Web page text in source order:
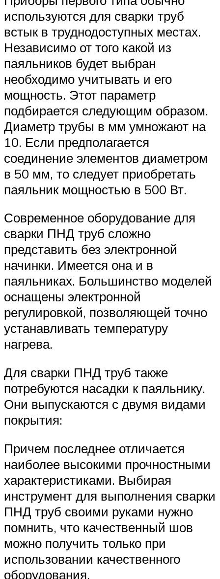
используются для сварки труб
встык в труднодоступных местах.
Независимо от того какой из
паяльников будет выбран
необходимо учитывать и его
мощность. Этот параметр
подбирается следующим образом.
Диаметр трубы в мм умножают на
10. Если предполагается
соединение элементов диаметром
в 50 мм, то следует приобретать
паяльник мощностью в 500 Вт.
Современное оборудование для
сварки ПНД труб сложно
представить без электронной
начинки. Имеется она и в
паяльниках. Большинство моделей
оснащены электронной
регулировкой, позволяющей точно
устанавливать температуру
нагрева.
Для сварки ПНД труб также
потребуются насадки к паяльнику.
Они выпускаются с двумя видами
покрытия:
Причем последнее отличается
наиболее высокими прочностными
характеристиками. Выбирая
инструмент для выполнения сварки
ПНД труб своими руками нужно
помнить, что качественный шов
можно получить только при
использовании качественного
оборудования.